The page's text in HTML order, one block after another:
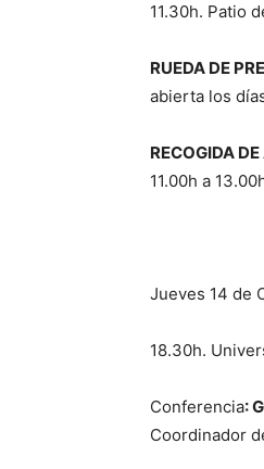
11.30h. Patio
RUEDA DE
abierta los
RECOGIDA
11.00h a
Jueves 14 de
18.30h.
Conferencia:
Coordinador